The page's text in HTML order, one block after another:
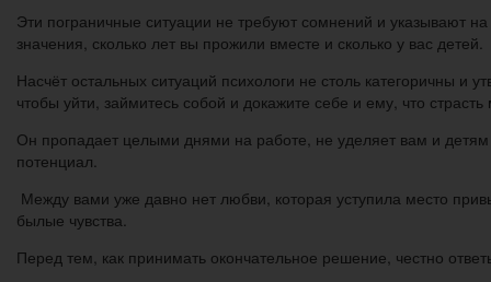
Эти пограничные ситуации не требуют сомнений и указывают
значения, сколько лет вы прожили вместе и сколько у вас детей.
Насчёт остальных ситуаций психологи не столь категоричны
чтобы уйти, займитесь собой и докажите себе и ему, что
Он пропадает целыми днями на работе, не уделяет вам и детям
потенциал.
Между вами уже давно нет любви, которая уступила место
былые чувства.
Перед тем, как принимать окончательное решение, честно